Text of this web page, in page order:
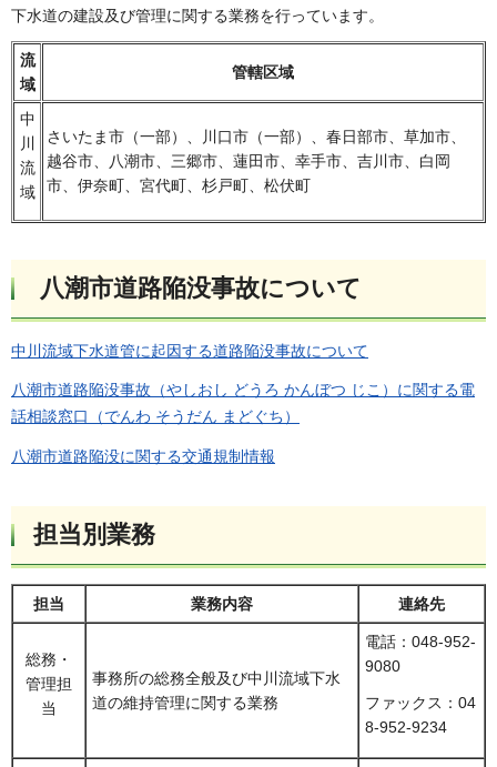
下水道の建設及び管理に関する業務を行っています。
流
域
管轄区域
中
川
流
域
さいたま市（一部）、川口市（一部）、春日部市、草加市、
越谷市、八潮市、三郷市、蓮田市、幸手市、吉川市、白岡
市、伊奈町、宮代町、杉戸町、松伏町
八潮市道路陥没事故について
中川流域下水道管に起因する道路陥没事故について
八潮市道路陥没事故（やしおし どうろ かんぼつ じこ）に関する電
話相談窓口（でんわ そうだん まどぐち）
八潮市道路陥没に関する交通規制情報
担当別業務
担当 業務内容 連絡先
総務・
管理担
当
事務所の総務全般及び中川流域下水
道の維持管理に関する業務
電話：048-952-
9080
ファックス：04
8-952-9234